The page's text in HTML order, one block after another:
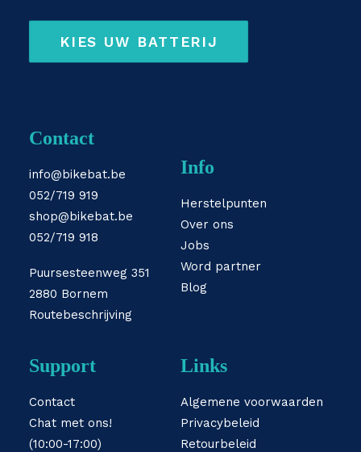
KIES UW BATTERIJ
Contact
info@bikebat.be
052/719 919
shop@bikebat.be
052/719 918
Puursesteenweg 351
2880 Bornem
Routebeschrijving
Info
Herstelpunten
Over ons
Jobs
Word partner
Blog
Support
Contact
Chat met ons!
(10:00-17:00)
Links
Algemene voorwaarden
Privacybeleid
Retourbeleid